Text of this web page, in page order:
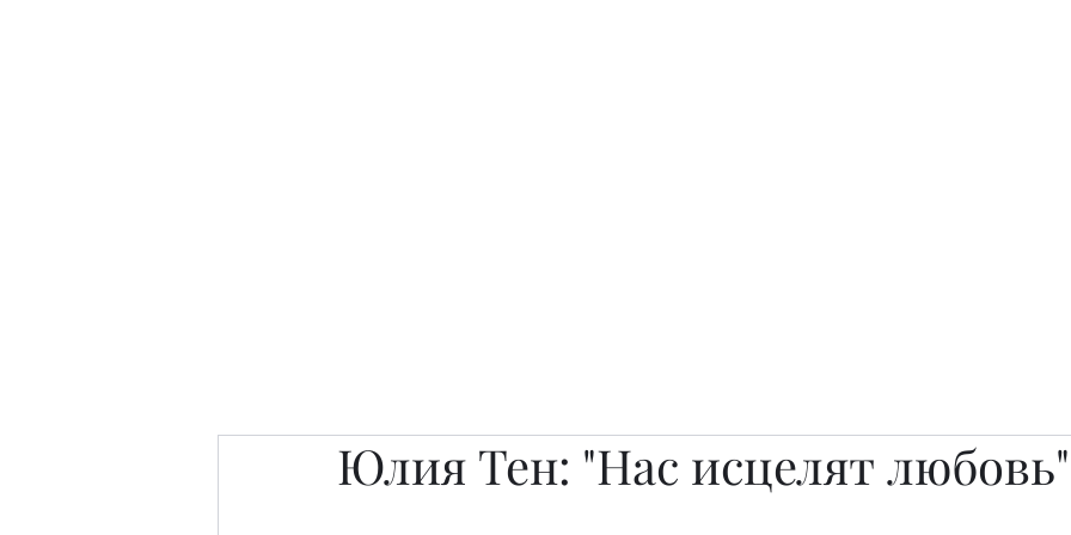
Юлия Тен: "Нас исцелят любовь"